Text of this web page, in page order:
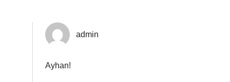
admin
Ayhan!